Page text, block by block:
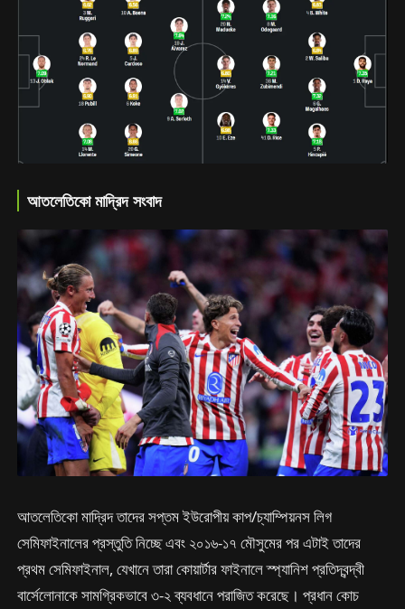
আতলেতিকো মাদ্রিদ সংবাদ
আতলেতিকো মাদ্রিদ তাদের সপ্তম ইউরোপীয় কাপ/চ্যাম্পিয়নস লিগ
সেমিফাইনালের প্রস্তুতি নিচ্ছে এবং ২০১৬-১৭ মৌসুমের পর এটাই তাদের
প্রথম সেমিফাইনাল, যেখানে তারা কোয়ার্টার ফাইনালে স্প্যানিশ প্রতিদ্বন্দ্বী
বার্সেলোনাকে সামগ্রিকভাবে ৩-২ ব্যবধানে পরাজিত করেছে। প্রধান কোচ